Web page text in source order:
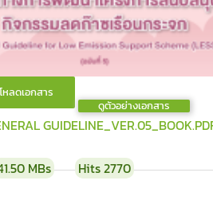
ดูตัวอย่างเอกสาร
MBs Hits2770